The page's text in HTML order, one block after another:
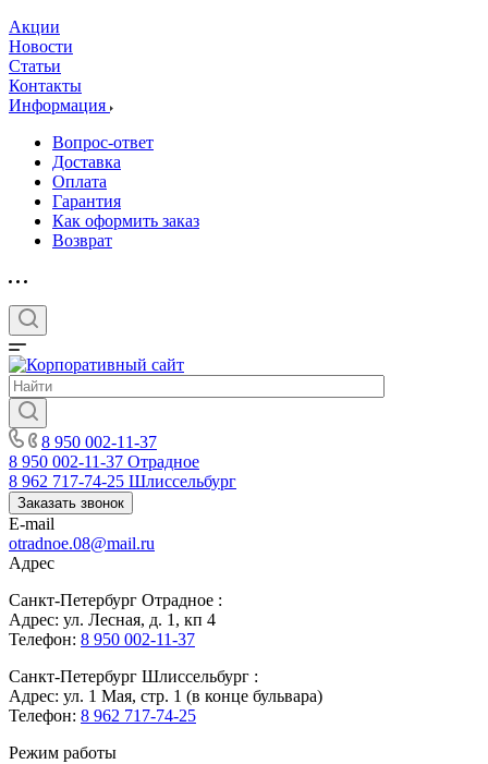
Акции
Новости
Статьи
Контакты
Информация
Вопрос-ответ
Доставка
Оплата
Гарантия
Как оформить заказ
Возврат
8 950 002-11-37
8 950 002-11-37 Отрадное
8 962 717-74-25 Шлиссельбург
Заказать звонок
E-mail
otradnoe.08@mail.ru
Адрес
Санкт-Петербург Отрадное :
Адрес: ул. Лесная, д. 1, кп 4
Телефон: 8 950 002-11-37
Санкт-Петербург Шлиссельбург :
Адрес: ул. 1 Мая, стр. 1 (в конце бульвара)
Телефон: 8 962 717-74-25
Режим работы